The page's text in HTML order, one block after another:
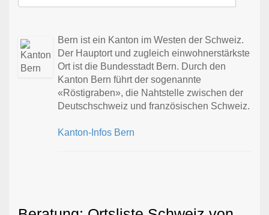
Bern ist ein Kanton im Westen der Schweiz.
Der Hauptort und zugleich einwohnerstärkste
Ort ist die Bundesstadt Bern. Durch den
Kanton Bern führt der sogenannte
«Röstigraben», die Nahtstelle zwischen der
Deutschschweiz und französischen Schweiz.
Kanton-Infos Bern